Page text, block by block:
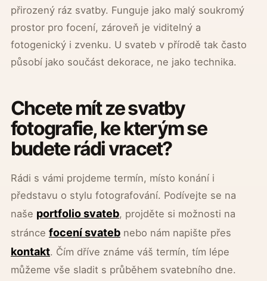
přirozený ráz svatby. Funguje jako malý soukromý
prostor pro focení, zároveň je viditelný a
fotogenický i zvenku. U svateb v přírodě tak často
působí jako součást dekorace, ne jako technika.
Chcete mít ze svatby
fotografie, ke kterým se
budete rádi vracet?
Rádi s vámi projdeme termín, místo konání i
představu o stylu fotografování. Podívejte se na
naše portfolio svateb, projděte si možnosti na
stránce focení svateb nebo nám napište přes
kontakt. Čím dříve známe váš termín, tím lépe
můžeme vše sladit s průběhem svatebního dne.